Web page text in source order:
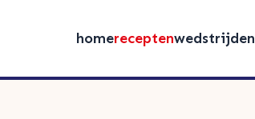
homereceptenwedstrijden